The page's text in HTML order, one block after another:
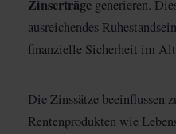
Zinserträge generieren.
ausreichendes
finanzielle Sicherheit im
Die Zinssätze beeinflussen
Rentenprodukten wie